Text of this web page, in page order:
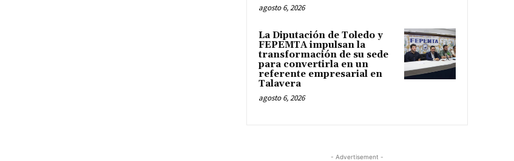
agosto 6, 2026
La Diputación de Toledo y
FEPEMTA impulsan la
transformación de su sede
para convertirla en un
referente empresarial en
Talavera
agosto 6, 2026
- Advertisement -